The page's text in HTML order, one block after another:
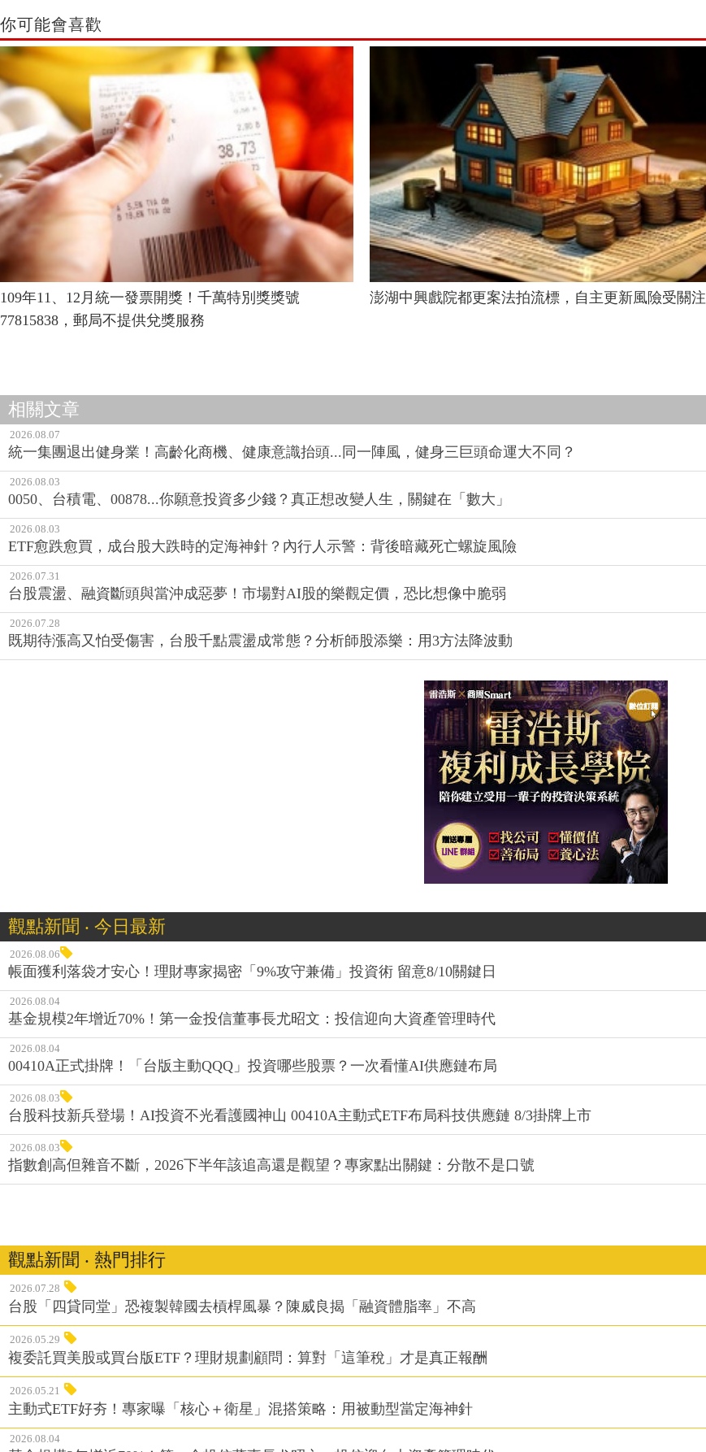
你可能會喜歡
109年11、12月統一發票開獎！千萬特別獎獎號
77815838，郵局不提供兌獎服務
澎湖中興戲院都更案法拍流標，自主更新風險受關注
相關文章
2026.08.07
統一集團退出健身業！高齡化商機、健康意識抬頭...同一陣風，健身三巨頭命運大不同？
2026.08.03
0050、台積電、00878...你願意投資多少錢？真正想改變人生，關鍵在「數大」
2026.08.03
ETF愈跌愈買，成台股大跌時的定海神針？內行人示警：背後暗藏死亡螺旋風險
2026.07.31
台股震盪、融資斷頭與當沖成惡夢！市場對AI股的樂觀定價，恐比想像中脆弱
2026.07.28
既期待漲高又怕受傷害，台股千點震盪成常態？分析師股添樂：用3方法降波動
觀點新聞 ‧ 今日最新
2026.08.06
帳面獲利落袋才安心！理財專家揭密「9%攻守兼備」投資術 留意8/10關鍵日
2026.08.04
基金規模2年增近70%！第一金投信董事長尤昭文：投信迎向大資產管理時代
2026.08.04
00410A正式掛牌！「台版主動QQQ」投資哪些股票？一次看懂AI供應鏈布局
2026.08.03
台股科技新兵登場！AI投資不光看護國神山 00410A主動式ETF布局科技供應鏈 8/3掛牌上市
2026.08.03
指數創高但雜音不斷，2026下半年該追高還是觀望？專家點出關鍵：分散不是口號
觀點新聞 ‧ 熱門排行
2026.07.28
台股「四貸同堂」恐複製韓國去槓桿風暴？陳威良揭「融資體脂率」不高
2026.05.29
複委託買美股或買台版ETF？理財規劃顧問：算對「這筆稅」才是真正報酬
2026.05.21
主動式ETF好夯！專家曝「核心＋衛星」混搭策略：用被動型當定海神針
2026.08.04